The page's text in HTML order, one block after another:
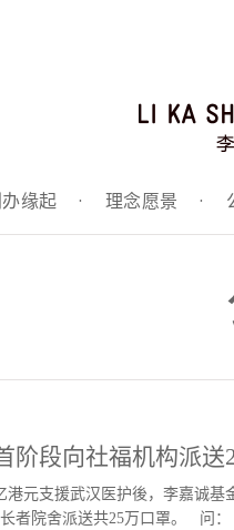
缘起 · 理念愿景 ·
阶段向社福机构派送
港元支援武汉医护後，李嘉诚
者院舍派送共25万口罩。 问